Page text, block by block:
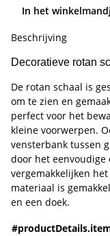
In het
Beschrijving
Decoratieve rotan
De rotan schaal is
om te zien en
perfect voor het
kleine voorwerpen.
vensterbank tussen
door het
vergemakkelijken
materiaal is
en een doek.